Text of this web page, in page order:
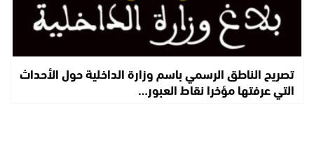
تصريح الناطق الرسمي باسم وزارة الداخلية حول الأحداث
التي عرفتها مؤخرا نقاط العبور…